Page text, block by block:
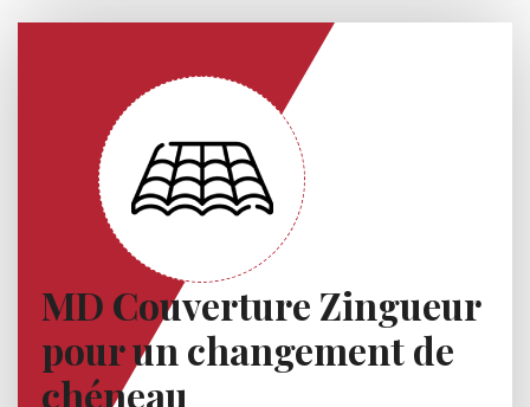
MD Couverture Zingueur
pour un changement de
chéneau